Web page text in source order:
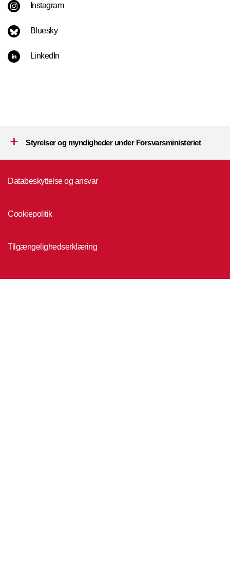
Instagram
Bluesky
LinkedIn
Styrelser og myndigheder under Forsvarsministeriet
Databeskyttelse og ansvar
Cookiepolitik
Tilgængelighedserklæring